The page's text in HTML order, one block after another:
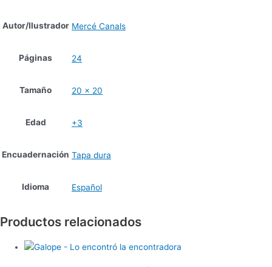
Autor/Ilustrador Mercé Canals
Páginas 24
Tamaño 20 x 20
Edad +3
Encuadernación Tapa dura
Idioma Español
Productos relacionados